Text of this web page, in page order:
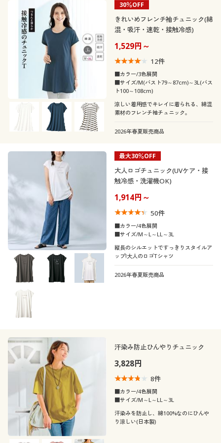
30％OFF
きれいめフレンチ袖チュニック(綿
混・吸汗・速乾・接触冷感)
1,529円～
12件
■カラー/3色展開
■サイズ/M(バスト79～87cm)～3L(バス
ト100～108cm)
涼しい着用感でキレイに着られる、綿混
素材のフレンチ袖チュニック。
2026年春夏販売商品
最大30％OFF
大人ロゴチュニック(UVケア・接
触冷感・洗濯機OK)
1,914円～
50件
■カラー/4色展開
■サイズ/M～L～LL～3L
縦長のシルエットですっきりスタイルア
ップ!大人のロゴTシャツ
2026年春夏販売商品
汗染み防止ひんやりチュニック
3,828円
8件
■カラー/4色展開
■サイズ/M～L～LL～3L
汗染みを防止し、綿100%なのにひんや
り涼しい(日本製)